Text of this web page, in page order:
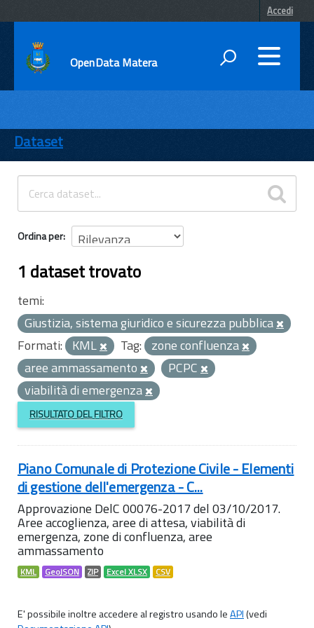
Accedi
OpenData Matera
ENTI
TEMI
INFORMAZIONI
Dataset
Ordina per
1 dataset trovato
temi:
Giustizia, sistema giuridico e sicurezza pubblica
Formati: KML Tag: zone confluenza
aree ammassamento
PCPC
viabilità di emergenza
RISULTATO DEL FILTRO
Piano Comunale di Protezione Civile - Elementi
di gestione dell'emergenza - C...
Approvazione DelC 00076-2017 del 03/10/2017.
Aree accoglienza, aree di attesa, viabilità di
emergenza, zone di confluenza, aree
ammassamento
KML GeoJSON ZIP Excel XLSX CSV
E' possibile inoltre accedere al registro usando leAPI(vedi